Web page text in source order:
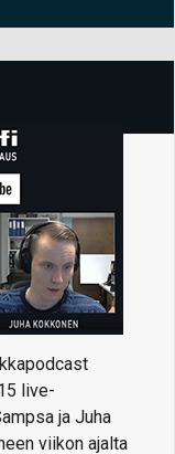
live-
ja Juha
viikon ajalta